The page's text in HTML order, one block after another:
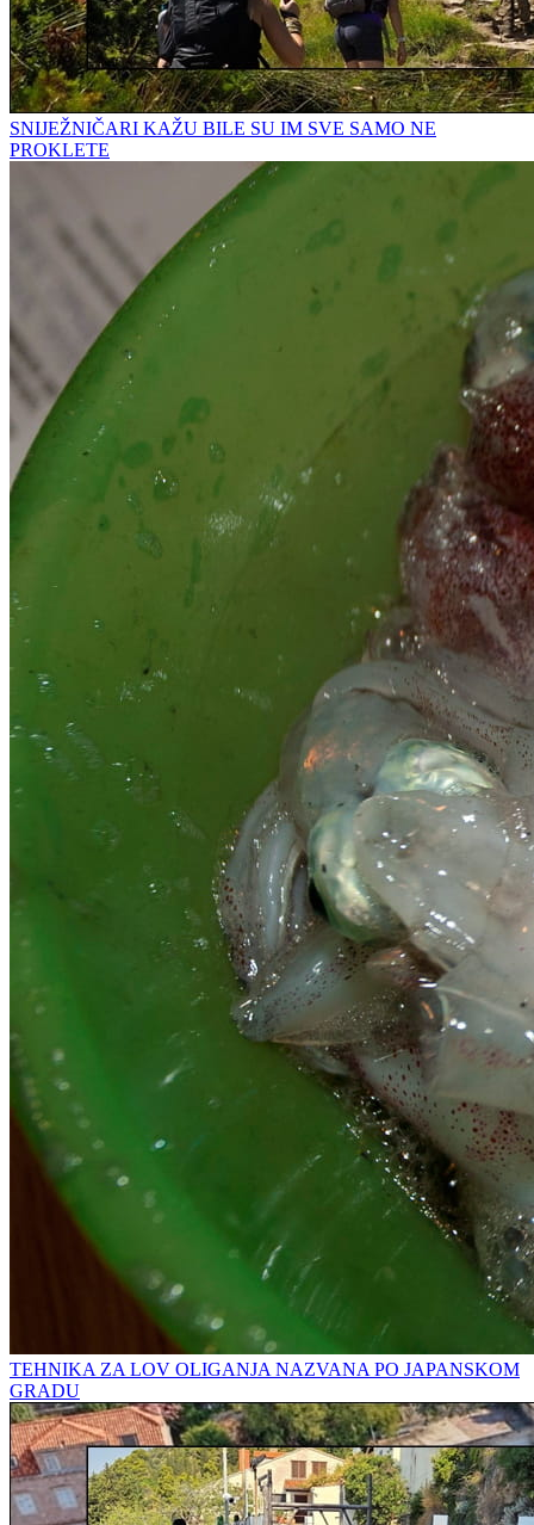
SNIJEŽNIČARI KAŽU BILE SU IM SVE SAMO NE
PROKLETE
TEHNIKA ZA LOV OLIGANJA NAZVANA PO JAPANSKOM
GRADU